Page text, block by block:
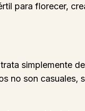
para florecer,
simplemente
no son casuales,